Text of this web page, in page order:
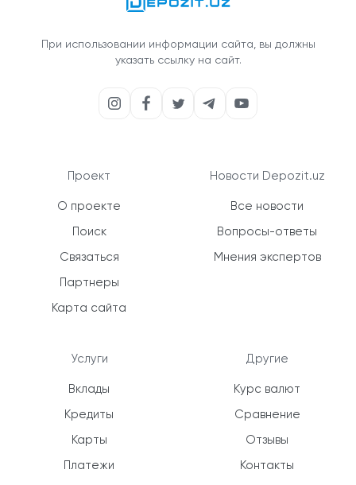
При использовании информации сайта, вы должны
указать ссылку на сайт.
Проект
О проекте
Поиск
Связаться
Партнеры
Карта сайта
Услуги
Вклады
Кредиты
Карты
Платежи
Новости Depozit.uz
Все новости
Вопросы-ответы
Мнения экспертов
Другие
Курс валют
Сравнение
Отзывы
Контакты